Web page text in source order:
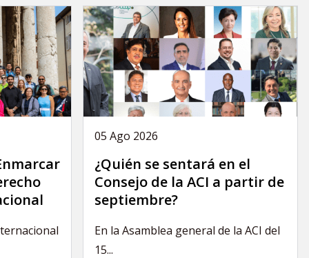
05 Ago 2026
¿Quién se sentará en el
Consejo de la ACI a partir de
septiembre?
En la Asamblea general de la ACI del
15...